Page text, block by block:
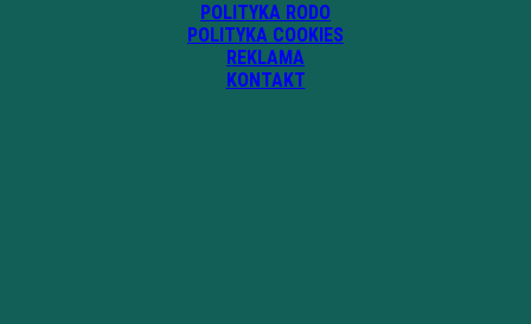
POLITYKA RODO
POLITYKA COOKIES
REKLAMA
KONTAKT